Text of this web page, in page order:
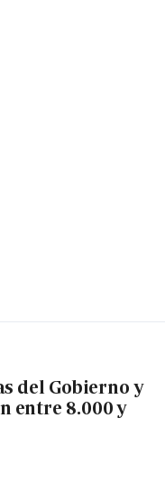
del Gobierno y
entre 8.000 y